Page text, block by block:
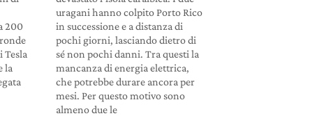
200
Tesla
la
uragani hanno colpito Porto Rico
in successione e a distanza di
pochi giorni, lasciando dietro di
sé non pochi danni. Tra questi la
mancanza di energia elettrica,
che potrebbe durare ancora per
mesi. Per questo motivo sono
almeno due le